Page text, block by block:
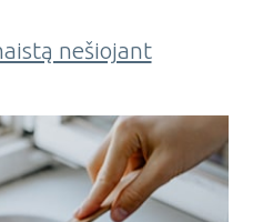
nešiojant